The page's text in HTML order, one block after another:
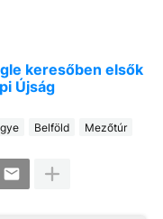
keresőben elsők
Újság
Belföld Mezőtúr